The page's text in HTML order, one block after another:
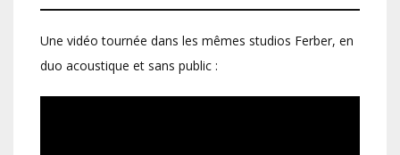
Une vidéo tournée dans les mêmes studios Ferber, en
duo acoustique et sans public :